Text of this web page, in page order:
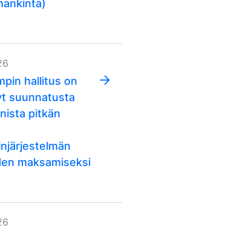
hallitus on
suunnatusta
pitkän
maksamiseksi